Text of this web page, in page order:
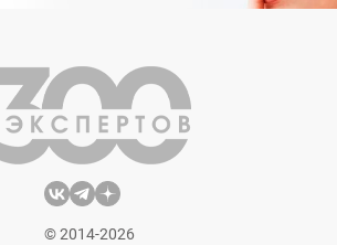
© 2014-2026